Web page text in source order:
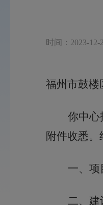
时间：2023-12-
福州市鼓楼
你中心
附件收悉
一、项
二、建